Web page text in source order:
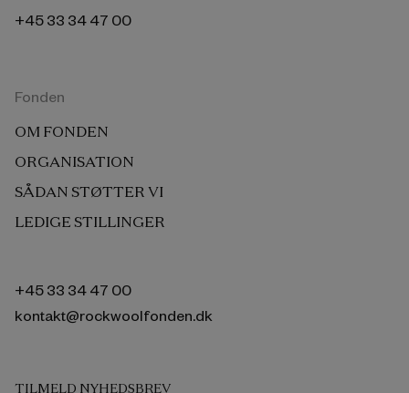
+45 33 34 47 00
Fonden
OM FONDEN
ORGANISATION
SÅDAN STØTTER VI
LEDIGE STILLINGER
+45 33 34 47 00
kontakt@rockwoolfonden.dk
TILMELD NYHEDSBREV